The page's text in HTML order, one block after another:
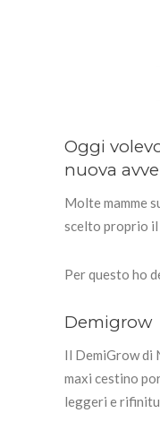
Oggi
nuova
Molte mamme
scelto proprio il
Per questo ho
Demigrow
Il DemiGrow di
maxi cestino
leggeri e